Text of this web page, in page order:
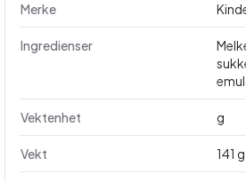
Merke
Ingredienser
Vektenhet g
Vekt 141 g